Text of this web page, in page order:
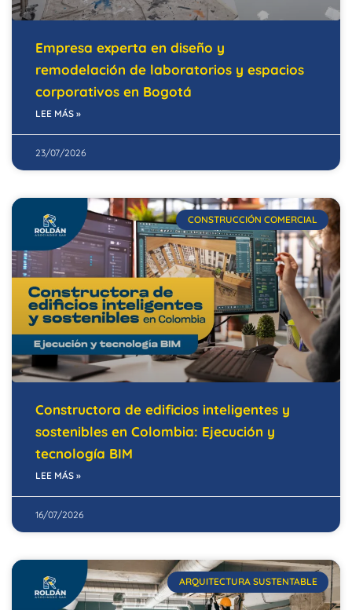
Empresa experta en diseño y
remodelación de laboratorios y espacios
corporativos en Bogotá
LEE MÁS »
23/07/2026
CONSTRUCCIÓN COMERCIAL
Constructora de edificios inteligentes y
sostenibles en Colombia: Ejecución y
tecnología BIM
LEE MÁS »
16/07/2026
ARQUITECTURA SUSTENTABLE